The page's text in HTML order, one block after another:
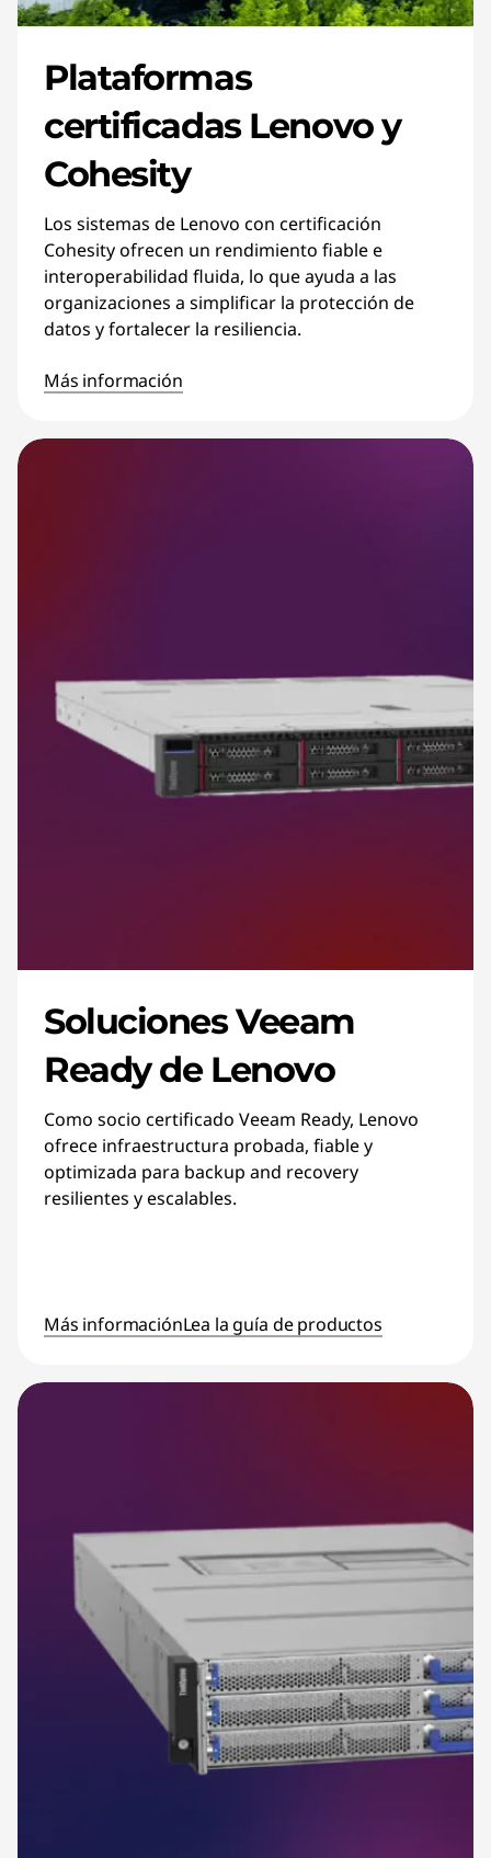
Plataformas
certificadas Lenovo y
Cohesity
Los sistemas de Lenovo con certificación
Cohesity ofrecen un rendimiento fiable e
interoperabilidad fluida, lo que ayuda a las
organizaciones a simplificar la protección de
datos y fortalecer la resiliencia.
Más información
Soluciones Veeam
Ready de Lenovo
Como socio certificado Veeam Ready, Lenovo
ofrece infraestructura probada, fiable y
optimizada para backup and recovery
resilientes y escalables.
Más informaciónLea la guía de productos